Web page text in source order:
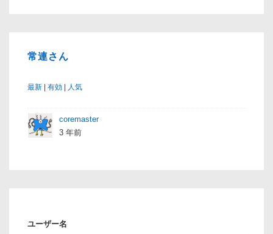
常連さん
最新 有効 人気
coremaster
3 年前
ユーザー名